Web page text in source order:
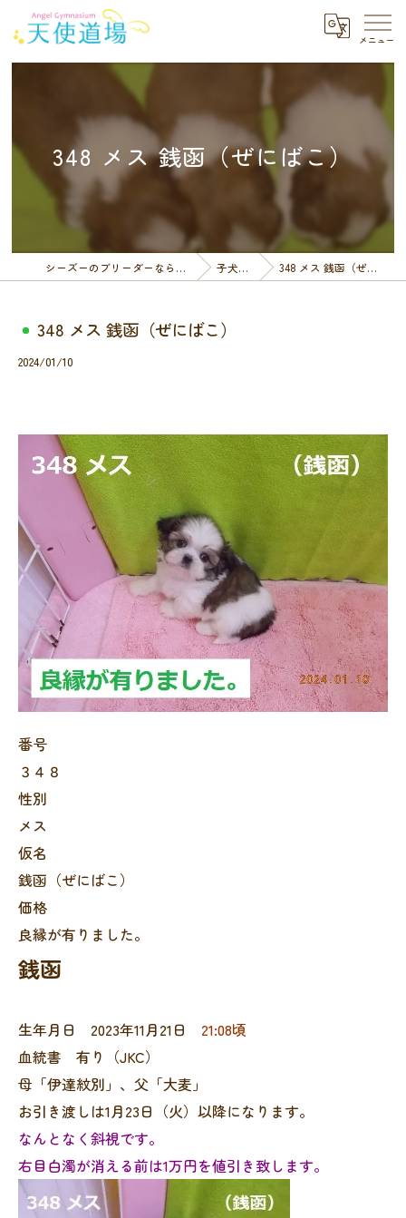
348 メス 銭函（ぜにばこ）
シーズーのブリーダーなら天使道場 子犬一覧 348 メス 銭函（ぜにばこ）
348 メス 銭函（ぜにばこ）
2024/01/10
番号
３４８
性別
メス
仮名
銭函（ぜにばこ）
価格
良縁が有りました。
銭函
生年月日 2023年11月21日 21:08頃
血統書 有り（JKC）
母「伊達紋別」、父「大麦」
お引き渡しは1月23日（火）以降になります。
なんとなく斜視です。
右目白濁が消える前は1万円を値引き致します。